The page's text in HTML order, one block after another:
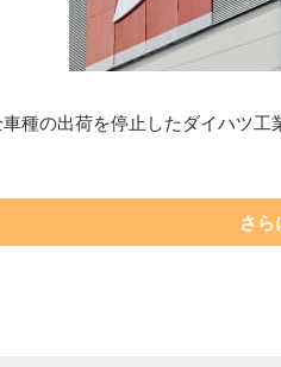
種の出荷を停止したダイハツ
さら